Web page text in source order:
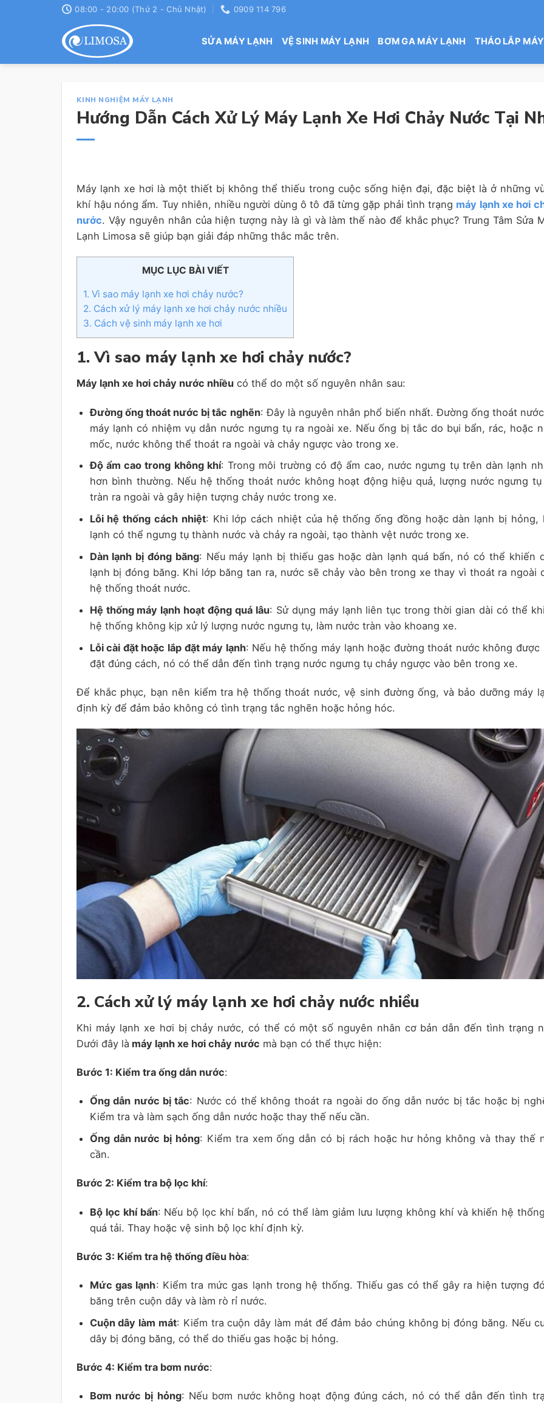
08:00 - 20:00 (Thứ 2 - Chủ Nhật) 0909 114 796
SỬA MÁY LẠNH VỆ SINH MÁY LẠNH BƠM GA MÁY LẠNH THÁO LẮP
KINH NGHIỆM MÁY LẠNH
Hướng Dẫn Cách Xử Lý Máy Lạnh Xe Hơi Chảy Nước Tại
Máy lạnh xe hơi là một thiết bị không thể thiếu trong cuộc sống hiện đại, đặc biệt là ở những
khí hậu nóng ẩm. Tuy nhiên, nhiều người dùng ô tô đã từng gặp phải tình trạng máy lạnh xe hơi
nước. Vậy nguyên nhân của hiện tượng này là gì và làm thế nào để khắc phục? Trung Tâm Sửa
Lạnh Limosa sẽ giúp bạn giải đáp những thắc mắc trên.
MỤC LỤC BÀI VIẾT
1. Vì sao máy lạnh xe hơi chảy nước?
2. Cách xử lý máy lạnh xe hơi chảy nước nhiều
3. Cách vệ sinh máy lạnh xe hơi
1. Vì sao máy lạnh xe hơi chảy nước?
Máy lạnh xe hơi chảy nước nhiều có thể do một số nguyên nhân sau:
Đường ống thoát nước bị tắc nghẽn: Đây là nguyên nhân phổ biến nhất. Đường ống thoát
máy lạnh có nhiệm vụ dẫn nước ngưng tụ ra ngoài xe. Nếu ống bị tắc do bụi bẩn, rác, hoặc
mốc, nước không thể thoát ra ngoài và chảy ngược vào trong xe.
Độ ẩm cao trong không khí: Trong môi trường có độ ẩm cao, nước ngưng tụ trên dàn lạnh
hơn bình thường. Nếu hệ thống thoát nước không hoạt động hiệu quả, lượng nước ngưng
tràn ra ngoài và gây hiện tượng chảy nước trong xe.
Lỗi hệ thống cách nhiệt: Khi lớp cách nhiệt của hệ thống ống đồng hoặc dàn lạnh bị hỏng,
lạnh có thể ngưng tụ thành nước và chảy ra ngoài, tạo thành vệt nước trong xe.
Dàn lạnh bị đóng băng: Nếu máy lạnh bị thiếu gas hoặc dàn lạnh quá bẩn, nó có thể khiến
lạnh bị đóng băng. Khi lớp băng tan ra, nước sẽ chảy vào bên trong xe thay vì thoát ra ngoài
hệ thống thoát nước.
Hệ thống máy lạnh hoạt động quá lâu: Sử dụng máy lạnh liên tục trong thời gian dài có thể
hệ thống không kịp xử lý lượng nước ngưng tụ, làm nước tràn vào khoang xe.
Lỗi cài đặt hoặc lắp đặt máy lạnh: Nếu hệ thống máy lạnh hoặc đường thoát nước không được
đặt đúng cách, nó có thể dẫn đến tình trạng nước ngưng tụ chảy ngược vào bên trong xe.
Để khắc phục, bạn nên kiểm tra hệ thống thoát nước, vệ sinh đường ống, và bảo dưỡng máy
định kỳ để đảm bảo không có tình trạng tắc nghẽn hoặc hỏng hóc.
2. Cách xử lý máy lạnh xe hơi chảy nước nhiều
Khi máy lạnh xe hơi bị chảy nước, có thể có một số nguyên nhân cơ bản dẫn đến tình trạng
Dưới đây là máy lạnh xe hơi chảy nước mà bạn có thể thực hiện:
Bước 1: Kiểm tra ống dẫn nước:
Ống dẫn nước bị tắc: Nước có thể không thoát ra ngoài do ống dẫn nước bị tắc hoặc bị
Kiểm tra và làm sạch ống dẫn nước hoặc thay thế nếu cần.
Ống dẫn nước bị hỏng: Kiểm tra xem ống dẫn có bị rách hoặc hư hỏng không và thay thế
cần.
Bước 2: Kiểm tra bộ lọc khí:
Bộ lọc khí bẩn: Nếu bộ lọc khí bẩn, nó có thể làm giảm lưu lượng không khí và khiến hệ
quá tải. Thay hoặc vệ sinh bộ lọc khí định kỳ.
Bước 3: Kiểm tra hệ thống điều hòa:
Mức gas lạnh: Kiểm tra mức gas lạnh trong hệ thống. Thiếu gas có thể gây ra hiện tượng
băng trên cuộn dây và làm rò rỉ nước.
Cuộn dây làm mát: Kiểm tra cuộn dây làm mát để đảm bảo chúng không bị đóng băng. Nếu
dây bị đóng băng, có thể do thiếu gas hoặc bị hỏng.
Bước 4: Kiểm tra bơm nước:
Bơm nước bị hỏng: Nếu bơm nước không hoạt động đúng cách, nó có thể dẫn đến tình